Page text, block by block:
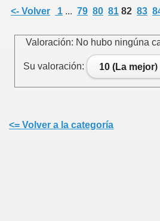
<- Volver 1 ... 79 80 81 82 83
Valoración: No hubo ningúna
Su valoración: 10 (La mejor)
<= Volver a la categoría